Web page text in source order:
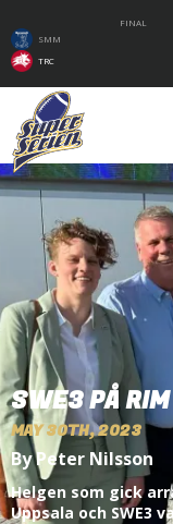
FINAL
SMM
TRC
SWE3 PÅ
MAY 30TH, 2023
By Peter Nilsson
Helgen som gick
Uppsala och SWE3